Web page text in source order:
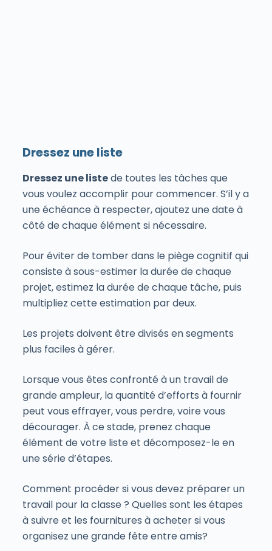
Dressez une liste
Dressez une listede toutes les tâches que
vous voulez accomplir pour commencer. S’il y a
une échéance à respecter, ajoutez une date à
côté de chaque élément si nécessaire.
Pour éviter de tomber dans le piège cognitif qui
consiste à sous-estimer la durée de chaque
projet, estimez la durée de chaque tâche, puis
multipliez cette estimation par deux.
Les projets doivent être divisés en segments
plus faciles à gérer.
Lorsque vous êtes confronté à un travail de
grande ampleur, la quantité d’efforts à fournir
peut vous effrayer, vous perdre, voire vous
décourager. À ce stade, prenez chaque
élément de votre liste et décomposez-le en
une série d’étapes.
Comment procéder si vous devez préparer un
travail pour la classe ? Quelles sont les étapes
à suivre et les fournitures à acheter si vous
organisez une grande fête entre amis?